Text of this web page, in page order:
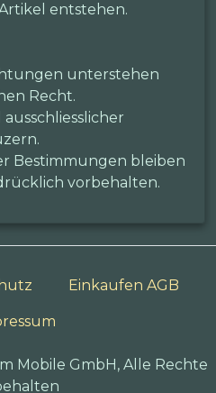
entstehen.
unterstehen
Recht.
Bestimmungen bleiben
vorbehalten.
Einkaufen AGB
Mobile GmbH, Alle Rechte